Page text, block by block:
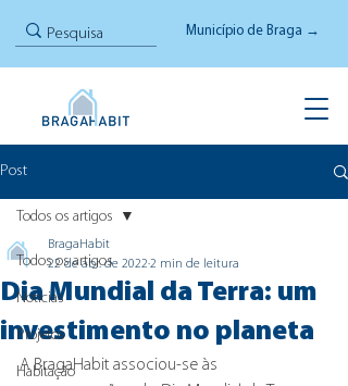
Município de Braga →
Post
Todos os artigos
Notícias
Projetos
Habitação
Todos os artigos
Dia Mundial da Terra: um
investimento no planeta
BragaHabit
22 de abr. de 2022 2 min de leitura
A BragaHabit associou-se às